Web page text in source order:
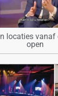
locaties vanaf
open